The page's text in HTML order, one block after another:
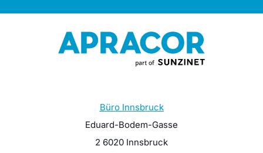
Büro Innsbruck
Eduard-Bodem-Gasse
2 6020 Innsbruck